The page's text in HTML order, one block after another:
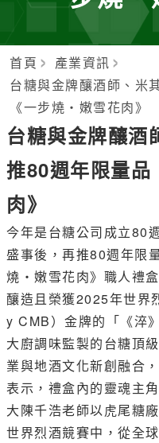
首頁
產業資訊
台糖與金牌釀酒師、米
《一步燒・嫩雪花肉》
台糖與金牌釀酒
推80週年限量品
肉》
今年是台糖公司成立80
盛事後，再推80週年限
燒・嫩雪花肉》職人禮
釀造且榮獲2025年世
y CMB）金牌的「《淬
大廚調味監製的台糖頂
業與地酒文化新創融合
表示，禮盒內的靈魂主
大陳千浩老師以虎尾糖
世界烈酒競賽中，從全